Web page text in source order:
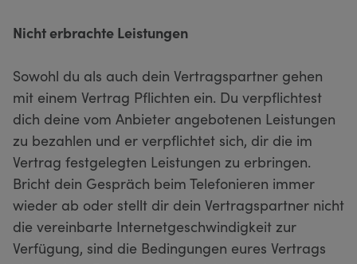
Nicht erbrachte Leistungen
Sowohl du als auch dein Vertragspartner gehen
mit einem Vertrag Pflichten ein. Du verpflichtest
dich deine vom Anbieter angebotenen Leistungen
zu bezahlen und er verpflichtet sich, dir die im
Vertrag festgelegten Leistungen zu erbringen.
Bricht dein Gespräch beim Telefonieren immer
wieder ab oder stellt dir dein Vertragspartner nicht
die vereinbarte Internetgeschwindigkeit zur
Verfügung, sind die Bedingungen eures Vertrags